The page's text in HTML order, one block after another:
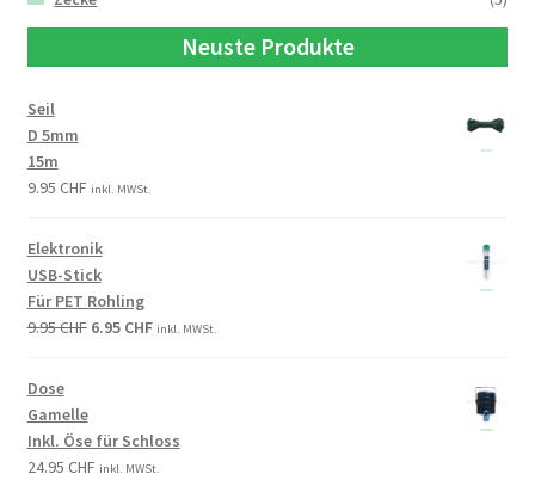
Neuste Produkte
Seil
D 5mm
15m
9.95 CHF inkl. MWSt.
Elektronik
USB-Stick
Für PET Rohling
9.95CHF 6.95 CHF inkl. MWSt.
Dose
Gamelle
Inkl. Öse für Schloss
24.95 CHF inkl. MWSt.